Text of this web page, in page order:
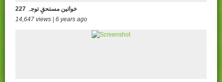
227 خواتین مستحقِ توجہ
14,647 views | 6 years ago